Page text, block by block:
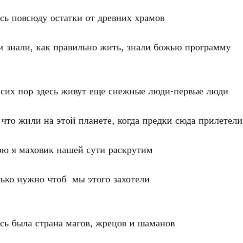
повсюду остатки от древних храмов
знали, как правильно жить, знали божью программу
пор здесь живут еще снежные люди-первые люди
жили на этой планете, когда предки сюда прилетели
я маховик нашей сути раскрутим
нужно чтоб  мы этого захотели
была страна магов, жрецов и шаманов